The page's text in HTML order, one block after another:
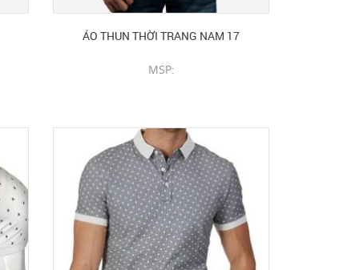
ÁO THUN THỜI TRANG NAM 17
MSP: